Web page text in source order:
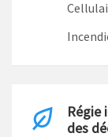
Régie
des